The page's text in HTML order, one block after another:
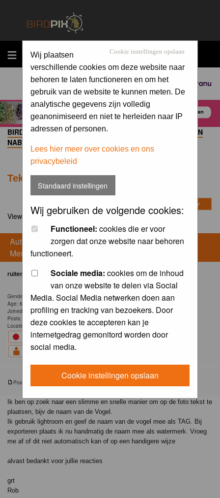
MENU
Sponsored by
Cookie instellingen opslaan
Wij plaatsen
verschillende cookies om deze website naar
behoren te laten functioneren en om het
gebruik van de website te kunnen meten. De
analytische gegevens zijn volledig
geanonimiseerd en niet te herleiden naar IP
adressen of personen.
Lees hier meer over cookies en ons
privacybeleid
Standaard instellingen
Wij gebruiken de volgende cookies:
Functioneel: cookies die er voor
zorgen dat onze website naar behoren
functioneert.
Sociale media: cookies om de inhoud
van onze website te delen via Social
Media. Social Media netwerken doen aan
profiling en tracking van bezoekers. Door
deze cookies te accepteren kan je
internetgedrag gemonitord worden door
social media.
Cookie instellingen opslaan
BIRDPIX.NL FORUM INDEX->TECHNIEK: FOTOGRAFIE EN
NABEWERKING
Tekst op foto plaatsen
View previous topic::View next topic
Author
Message
ruiterde
Gender: Male
Age: 60
Joined: 02 Sep 2015
Posts: 1
Location: Roosendaal
Posted: Wed 04 Sep 2024, 9:59
Ik ben op zoek naar een slimme en snelle manier om op de foto tekst te
plaatsen, bijv de naam van de Vogel.
Ik gebruik lightroom en geef de naam van de vogel mee als TAG. Bij
exporteren plaats ik nu handmatig de naam mee als watermerk. Vroeg
me af of dit niet automatisch kan of op een handigere wijze
alvast bedankt voor jullie reacties
grt
Rob